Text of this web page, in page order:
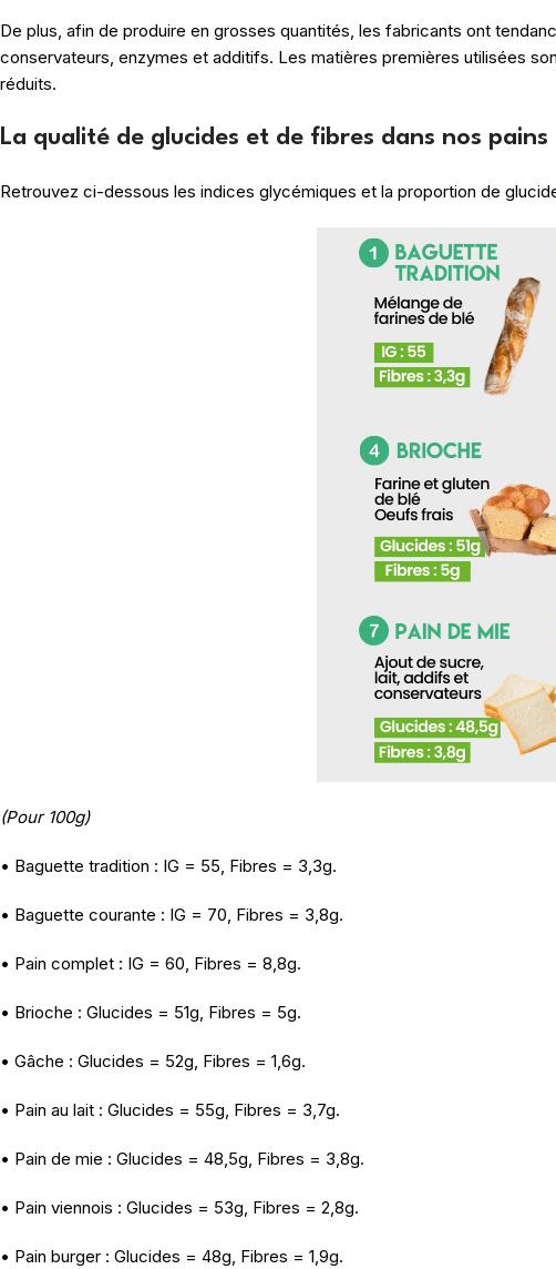
De plus, afin de produire en grosses quantités, les fabricants ont
conservateurs, enzymes et additifs. Les matières premières utilisées
réduits.
La qualité de glucides et de fibres dans nos pains
Retrouvez ci-dessous les indices glycémiques et la proportion de
(Pour 100g)
• Baguette tradition : IG = 55, Fibres = 3,3g.
• Baguette courante : IG = 70, Fibres = 3,8g.
• Pain complet : IG = 60, Fibres = 8,8g.
• Brioche : Glucides = 51g, Fibres = 5g.
• Gâche : Glucides = 52g, Fibres = 1,6g.
• Pain au lait : Glucides = 55g, Fibres = 3,7g.
• Pain de mie : Glucides = 48,5g, Fibres = 3,8g.
• Pain viennois : Glucides = 53g, Fibres = 2,8g.
• Pain burger : Glucides = 48g, Fibres = 1,9g.